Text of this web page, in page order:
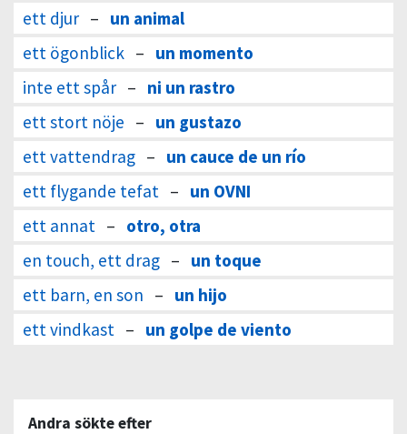
ett djur – un animal
ett ögonblick – un momento
inte ett spår – ni un rastro
ett stort nöje – un gustazo
ett vattendrag – un cauce de un río
ett flygande tefat – un OVNI
ett annat – otro, otra
en touch, ett drag – un toque
ett barn, en son – un hijo
ett vindkast – un golpe de viento
Andra sökte efter